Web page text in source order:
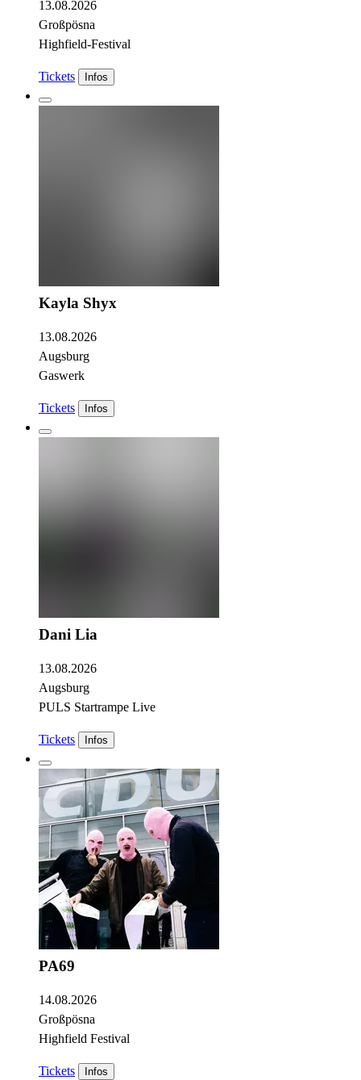
13.08.2026
Großpösna
Highfield-Festival
Tickets Infos
Kayla Shyx
13.08.2026
Augsburg
Gaswerk
Tickets Infos
Dani Lia
13.08.2026
Augsburg
PULS Startrampe Live
Tickets Infos
PA69
14.08.2026
Großpösna
Highfield Festival
Tickets Infos